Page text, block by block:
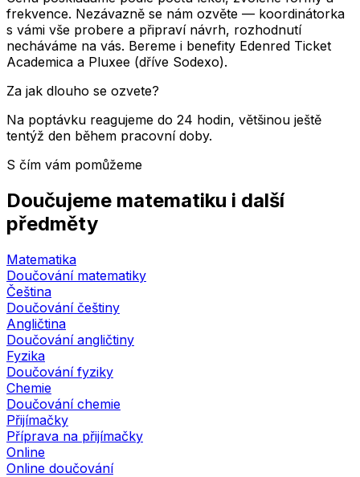
frekvence. Nezávazně se nám ozvěte — koordinátorka
s vámi vše probere a připraví návrh, rozhodnutí
necháváme na vás. Bereme i benefity Edenred Ticket
Academica a Pluxee (dříve Sodexo).
Za jak dlouho se ozvete?
Na poptávku reagujeme do 24 hodin, většinou ještě
tentýž den během pracovní doby.
S čím vám pomůžeme
Doučujeme matematiku i další
předměty
Matematika
Doučování matematiky
Čeština
Doučování češtiny
Angličtina
Doučování angličtiny
Fyzika
Doučování fyziky
Chemie
Doučování chemie
Přijímačky
Příprava na přijímačky
Online
Online doučování